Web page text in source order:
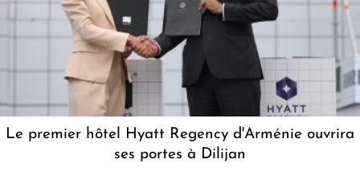
Le premier hôtel Hyatt Regency d'Arménie ouvrira
ses portes à Dilijan